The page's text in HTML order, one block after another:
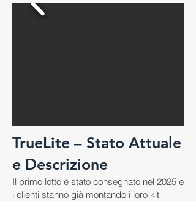
TrueLite – Stato Attuale
e Descrizione
Il primo lotto è stato consegnato nel 2025 e
i clienti stanno già montando i loro kit